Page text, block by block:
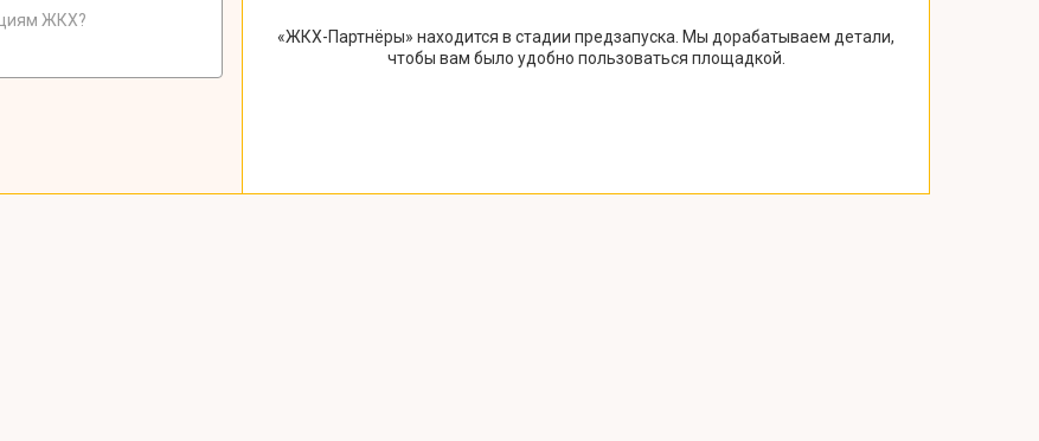
«ЖКХ-Партнёры» находится в стадии предзапуска. Мы дорабатываем детали,
чтобы вам было удобно пользоваться площадкой.